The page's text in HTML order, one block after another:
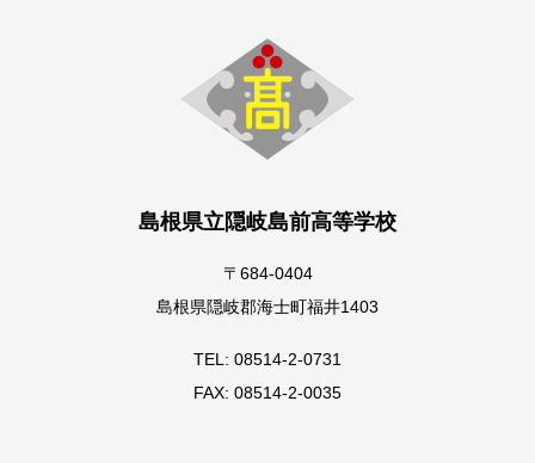
島根県立隠岐島前高等学校
〒684-0404
島根県隠岐郡海士町福井1403
TEL: 08514-2-0731
FAX: 08514-2-0035